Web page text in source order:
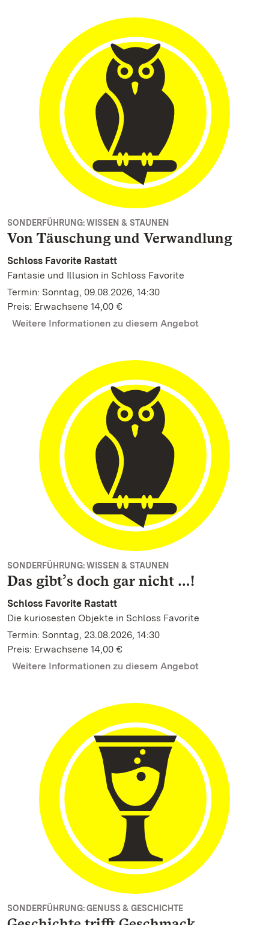
SONDERFÜHRUNG: WISSEN & STAUNEN
Von Täuschung und Verwandlung
Schloss Favorite Rastatt
Fantasie und Illusion in Schloss Favorite
Termin: Sonntag, 09.08.2026, 14:30
Preis: Erwachsene 14,00 €
Weitere Informationen zu diesem Angebot
SONDERFÜHRUNG: WISSEN & STAUNEN
Das gibt’s doch gar nicht …!
Schloss Favorite Rastatt
Die kuriosesten Objekte in Schloss Favorite
Termin: Sonntag, 23.08.2026, 14:30
Preis: Erwachsene 14,00 €
Weitere Informationen zu diesem Angebot
SONDERFÜHRUNG: GENUSS & GESCHICHTE